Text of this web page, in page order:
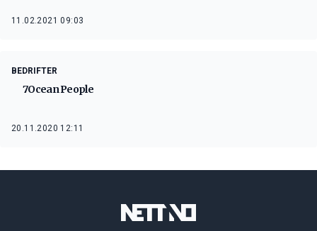
11.02.2021 09:03
BEDRIFTER
7Ocean People
20.11.2020 12:11